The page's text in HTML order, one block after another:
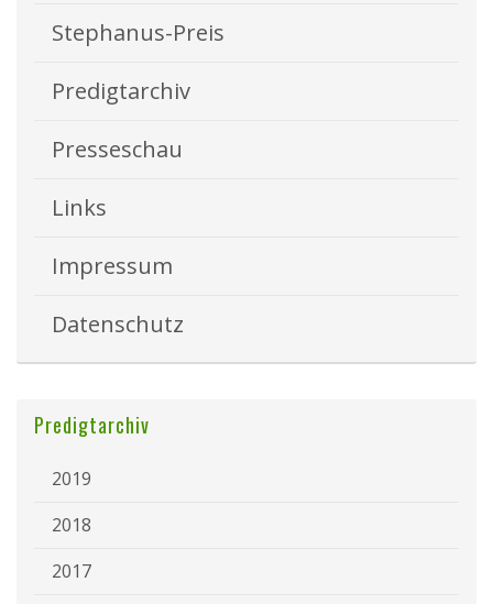
Stephanus-Preis
Predigtarchiv
Presseschau
Links
Impressum
Datenschutz
Predigtarchiv
2019
2018
2017